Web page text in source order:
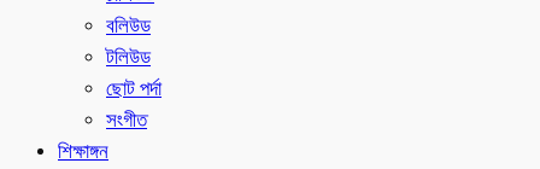
বলিউড
টলিউড
ছোট পর্দা
সংগীত
শিক্ষাঙ্গন